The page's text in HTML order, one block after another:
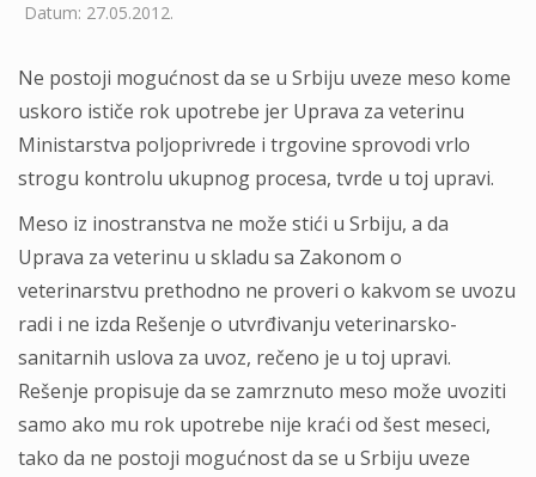
Datum: 27.05.2012.
Ne postoji mogućnost da se u Srbiju uveze meso kome
uskoro ističe rok upotrebe jer Uprava za veterinu
Ministarstva poljoprivrede i trgovine sprovodi vrlo
strogu kontrolu ukupnog procesa, tvrde u toj upravi.
Meso iz inostranstva ne može stići u Srbiju, a da
Uprava za veterinu u skladu sa Zakonom o
veterinarstvu prethodno ne proveri o kakvom se uvozu
radi i ne izda Rešenje o utvrđivanju veterinarsko-
sanitarnih uslova za uvoz, rečeno je u toj upravi.
Rešenje propisuje da se zamrznuto meso može uvoziti
samo ako mu rok upotrebe nije kraći od šest meseci,
tako da ne postoji mogućnost da se u Srbiju uveze